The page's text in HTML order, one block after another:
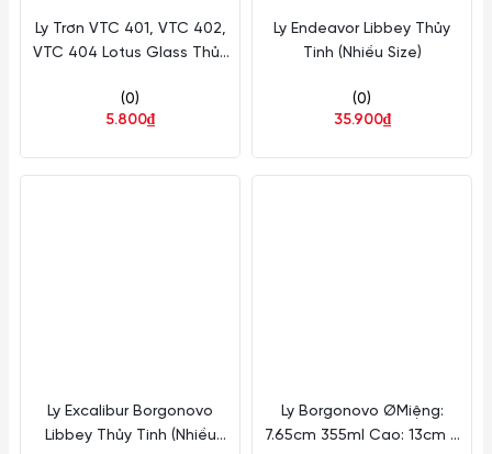
Ly Trơn VTC 401, VTC 402,
VTC 404 Lotus Glass Thủy
(0)
5.800₫
Ly Endeavor Libbey Thủy
Tinh (Nhiều Size)
(0)
35.900₫
Ly Excalibur Borgonovo
Libbey Thủy Tinh (Nhiều
Ly Borgonovo ØMiệng:
7.65cm 355ml Cao: 13cm 6